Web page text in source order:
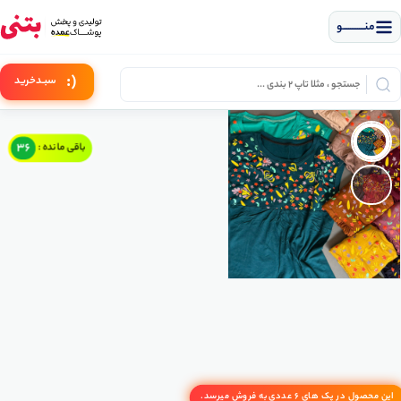
منــــــــــــو
(: سبـدخرید
این محصول در پک های 6 عددی به فروش میرسد.
باقی مانده : 36